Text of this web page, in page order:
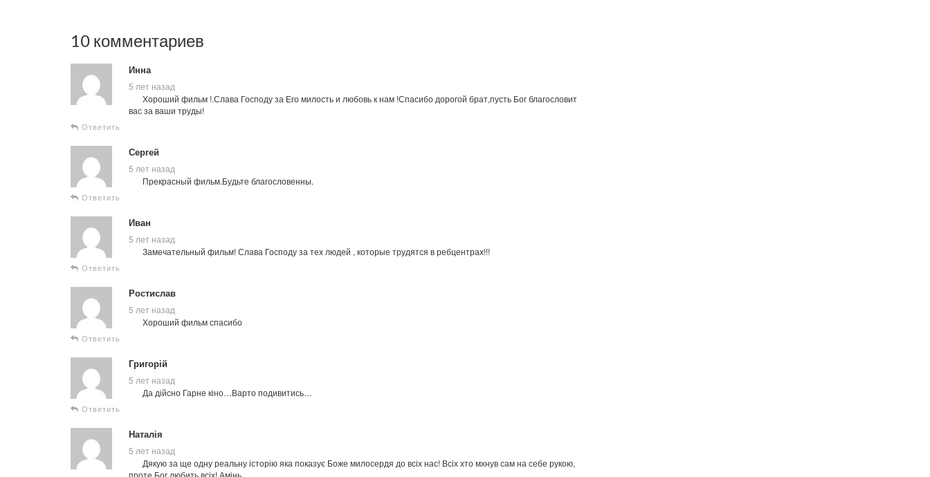
10 комментариев
Инна
5 лет назад
Хороший фильм !.Слава Господу за Его милость и любовь к нам !Спасибо дорогой брат,пусть Бог благословит
вас за ваши труды!
Ответить
Сергей
5 лет назад
Прекрасный фильм.Будьте благословенны.
Ответить
Иван
5 лет назад
Замечательный фильм! Слава Господу за тех людей , которые трудятся в ребцентрах!!!
Ответить
Ростислав
5 лет назад
Хороший фильм спасибо
Ответить
Григорій
5 лет назад
Да дійсно Гарне кіно…Варто подивитись…
Ответить
Наталія
5 лет назад
Дякую за ще одну реальну історію яка показує Боже милосердя до всіх нас! Всіх хто мхнув сам на себе рукою,
проте Бог любить всіх! Амінь